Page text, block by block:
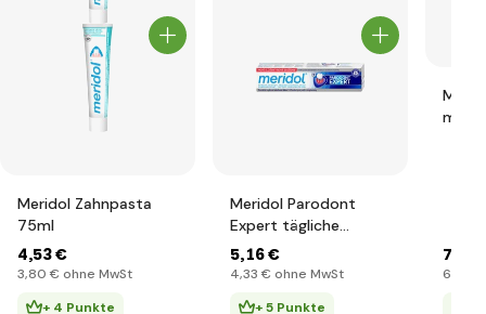
Meridol Zahnpasta
75ml
4,53 €
3,80 € ohne MwSt
+ 4 Punkte
Meridol Parodont
Expert tägliche
Zahnpasta mit Fluorid
75 ml
5,16 €
4,33 € ohne MwSt
+ 5 Punkte
mit
7
6